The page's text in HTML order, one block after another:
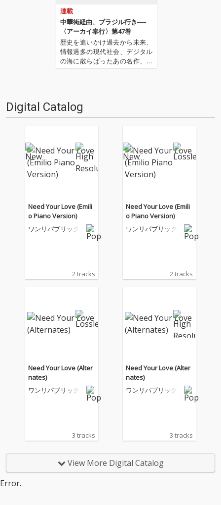
連載
中華街経由、ブラジル行き──
〈アーカイ奉行〉第47巻
歴史を追いかけ過去から未来、
情報過多の現代社会、デジタル
の海に散らばったあの名作、こ
の名作たちをひとつにまとめる
は…'''1.過去作の最新リマスター
音源 2.これまで未配信…
Digital Catalog
Need Your Love (Emili
o Piano Version)
ワンリパブリック
2 tracks
Need Your Love (Emili
o Piano Version)
ワンリパブリック
2 tracks
Need Your Love (Alter
nates)
ワンリパブリック
3 tracks
Need Your Love (Alter
nates)
ワンリパブリック
3 tracks
View More Digital Catalog
Error.